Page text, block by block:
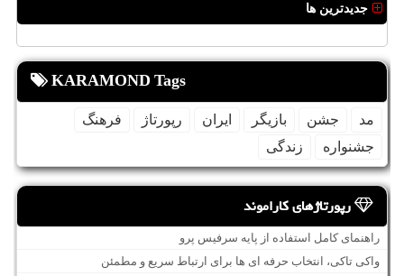
جدیدترین ها
KARAMOND Tags
مد جشن بازیگر ایران رپورتاژ
فرهنگ
جشنواره
زندگی
رپورتاژهای کاراموند
راهنمای کامل استفاده از پایه سرفیس پرو
واکی تاکی، انتخاب حرفه ای ها برای ارتباط سریع و مطمئن